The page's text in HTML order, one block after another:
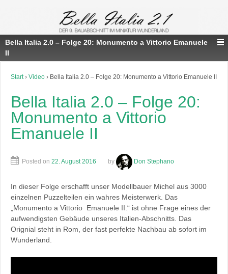
Bella Italia 2.0 – Folge 20: Monumento a Vittorio Emanuele
II
Start › Video › Bella Italia 2.0 – Folge 20: Monumento a Vittorio Emanuele II
Bella Italia 2.0 – Folge 20:
Monumento a Vittorio
Emanuele II
Posted on 22. August 2016 by Don Stephano
In dieser Folge erschafft unser Modellbauer Michel aus 3000
einzelnen Puzzelteilen ein wahres Meisterwerk. Das
„Monumento a Vittorio Emanuele II.“ ist ohne Frage eines der
aufwendigsten Gebäude unseres Italien-Abschnitts. Das
Orignial steht in Rom, der fast perfekte Nachbau ab sofort im
Wunderland.